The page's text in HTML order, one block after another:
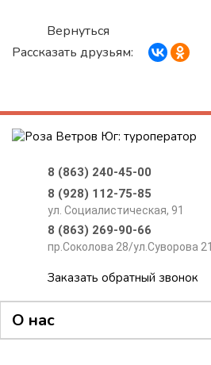
Вернуться
Рассказать друзьям:
8 (863) 240-45-00
8 (928) 112-75-85
ул. Социалистическая, 91
8 (863) 269-90-66
пр.Соколова 28/ул.Суворова 21
Заказать обратный звонок
О нас